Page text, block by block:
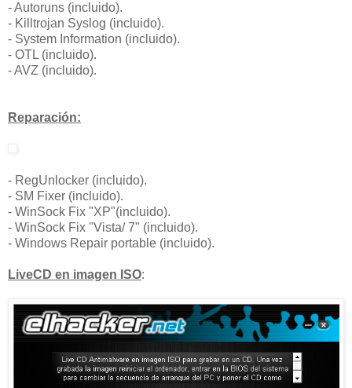
- Autoruns (incluido).
- Killtrojan Syslog (incluido).
- System Information (incluido).
- OTL (incluido).
- AVZ (incluido).
Reparación:
- RegUnlocker (incluido).
- SM Fixer (incluido).
- WinSock Fix "XP"(incluido).
- WinSock Fix "Vista/ 7" (incluido).
- Windows Repair portable (incluido).
LiveCD en imagen ISO: